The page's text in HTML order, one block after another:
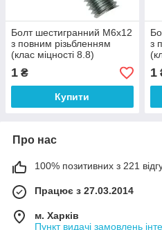
Болт шестигранний М6х12
з повним різьбленням
(клас міцності 8.8)
1 ₴
Купити
з
1
Про нас
100% позитивних з 221
Працює з 27.03.2014
м. Харків
Пункт видачі замовлень